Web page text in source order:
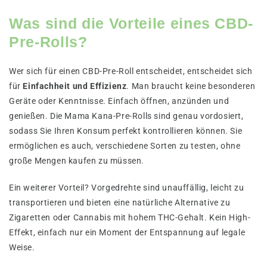
Was sind die Vorteile eines CBD-
Pre-Rolls?
Wer sich für einen CBD-Pre-Roll entscheidet, entscheidet sich
für Einfachheit und Effizienz. Man braucht keine besonderen
Geräte oder Kenntnisse. Einfach öffnen, anzünden und
genießen. Die Mama Kana-Pre-Rolls sind genau vordosiert,
sodass Sie Ihren Konsum perfekt kontrollieren können. Sie
ermöglichen es auch, verschiedene Sorten zu testen, ohne
große Mengen kaufen zu müssen.
Ein weiterer Vorteil? Vorgedrehte sind unauffällig, leicht zu
transportieren und bieten eine natürliche Alternative zu
Zigaretten oder Cannabis mit hohem THC-Gehalt. Kein High-
Effekt, einfach nur ein Moment der Entspannung auf legale
Weise.